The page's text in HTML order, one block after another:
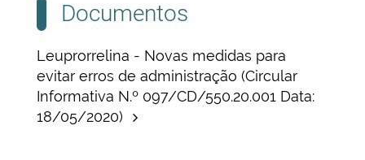
Documentos
Leuprorrelina - Novas medidas para
evitar erros de administração (Circular
Informativa N.º 097/CD/550.20.001 Data:
18/05/2020)